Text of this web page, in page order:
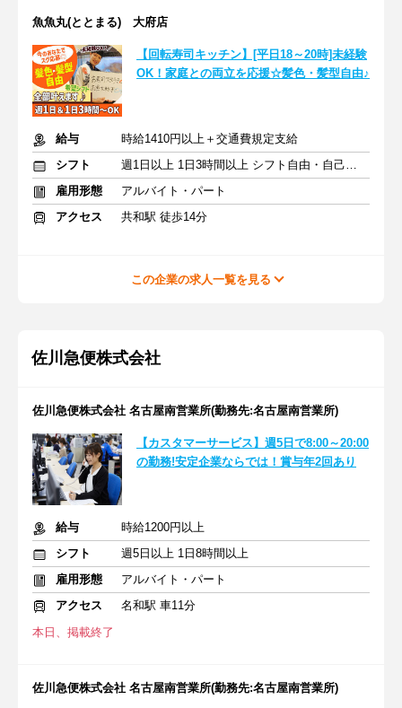
魚魚丸(ととまる) 大府店
【回転寿司キッチン】[平日18～20時]未経験
OK！家庭との両立を応援☆髪色・髪型自由♪
給与
時給1410円以上＋交通費規定支給
シフト
週1日以上 1日3時間以上 シフト自由・自己申告
雇用形態
アルバイト・パート
アクセス
共和駅 徒歩14分
この企業の求人一覧を見る
佐川急便株式会社
佐川急便株式会社 名古屋南営業所(勤務先:名古屋南営業所)
【カスタマーサービス】週5日で8:00～20:00
の勤務!安定企業ならでは！賞与年2回あり
給与
時給1200円以上
シフト
週5日以上 1日8時間以上
雇用形態
アルバイト・パート
アクセス
名和駅 車11分
本日、掲載終了
佐川急便株式会社 名古屋南営業所(勤務先:名古屋南営業所)